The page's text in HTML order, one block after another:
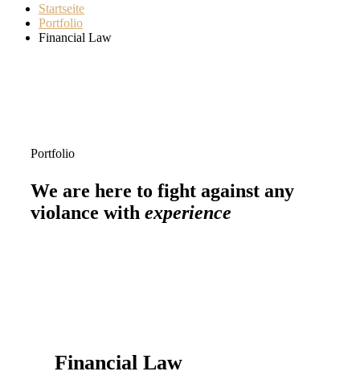
Startseite
Portfolio
Financial Law
Portfolio
We are here to fight against any
violance with experience
Financial Law